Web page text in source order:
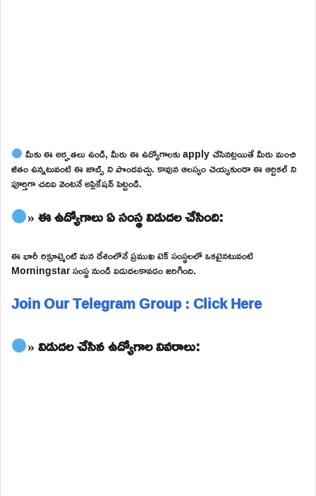
మీకు ఈ అర్హతలు ఉండి, మీరు ఈ ఉద్యోగాలకు apply చేసినట్లయితే మీరు మంచి
జీతం ఉన్నటువంటి ఈ జాబ్స్ ని పొందవచ్చు. కావున ఆలస్యం చెయ్యకుండా ఈ ఆర్టికల్ ని
పూర్తిగా చదివి వెంటనే అప్లికేషన్ పెట్టండి.
» ఈ ఉద్యోగాలు ఏ సంస్థ విడుదల చేసింది:
ఈ భారీ రిక్రూట్మెంట్ మన దేశంలోనే ప్రముఖ టెక్ సంస్థలలో ఒకటైనటువంటి
Morningstar సంస్థ నుండి విడుదలకావడం జరిగింది.
Join Our Telegram Group : Click Here
» విడుదల చేసిన ఉద్యోగాల వివరాలు: